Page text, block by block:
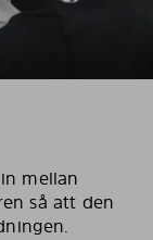
mellan
så att den